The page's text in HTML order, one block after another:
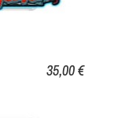
35,00 €